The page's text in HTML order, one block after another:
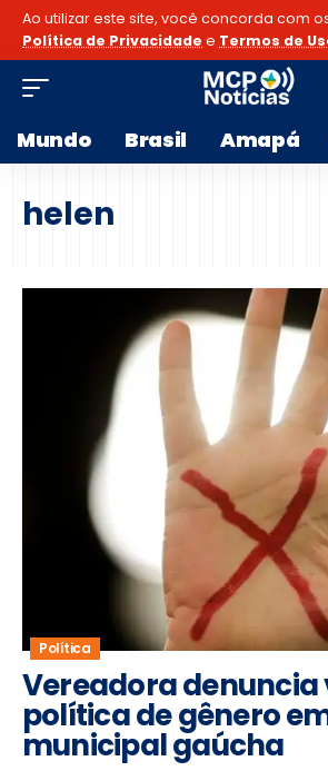
Ao utilizar este site, você concorda com
Política de Privacidade e Termos de
Mundo Brasil Amapá
helen
Política
Vereadora denuncia
política de gênero
municipal gaúcha